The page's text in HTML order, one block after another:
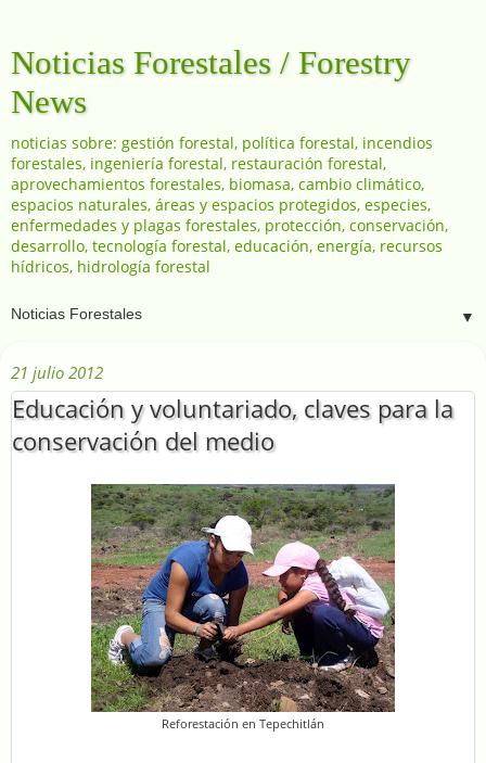
Noticias Forestales / Forestry
News
noticias sobre: gestión forestal, política forestal, incendios
forestales, ingeniería forestal, restauración forestal,
aprovechamientos forestales, biomasa, cambio climático,
espacios naturales, áreas y espacios protegidos, especies,
enfermedades y plagas forestales, protección, conservación,
desarrollo, tecnología forestal, educación, energía, recursos
hídricos, hidrología forestal
▼
21 julio 2012
Educación y voluntariado, claves para la
conservación del medio
Reforestación en Tepechitlán